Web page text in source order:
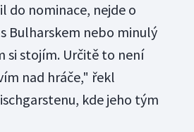
do nominace, nejde o
Bulharskem nebo minulý
si stojím. Určitě to není
nad hráče," řekl
kde jeho tým